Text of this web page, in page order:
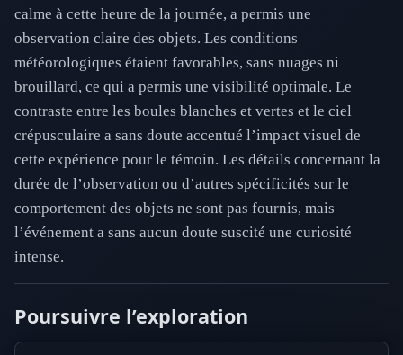
calme à cette heure de la journée, a permis une
observation claire des objets. Les conditions
météorologiques étaient favorables, sans nuages ni
brouillard, ce qui a permis une visibilité optimale. Le
contraste entre les boules blanches et vertes et le ciel
crépusculaire a sans doute accentué l’impact visuel de
cette expérience pour le témoin. Les détails concernant la
durée de l’observation ou d’autres spécificités sur le
comportement des objets ne sont pas fournis, mais
l’événement a sans aucun doute suscité une curiosité
intense.
Poursuivre l’exploration